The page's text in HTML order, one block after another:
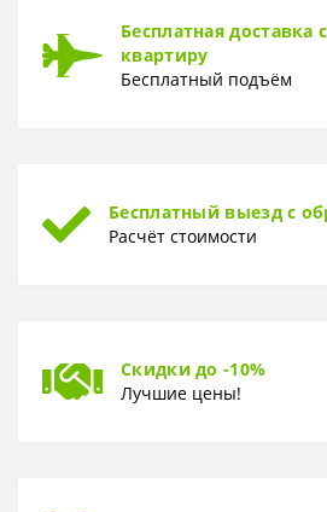
Бесплатная
квартиру
Бесплатный подъём
Бесплатный выезд с
Расчёт стоимости
Скидки до -10%
Лучшие цены!